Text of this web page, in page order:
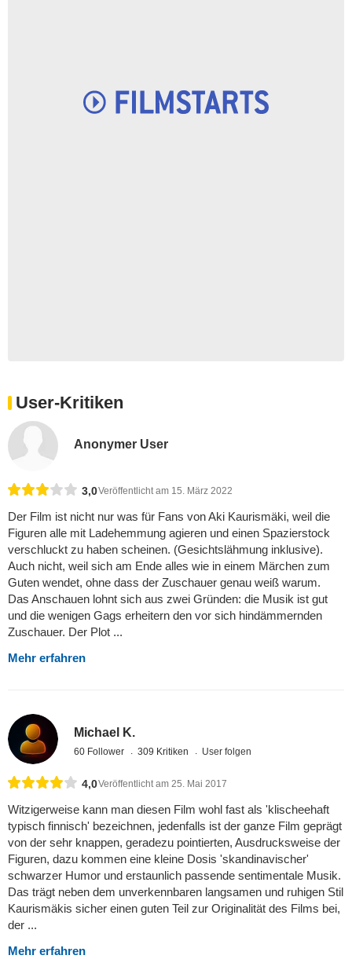
User-Kritiken
Anonymer User
3,0Veröffentlicht am 15. März 2022
Der Film ist nicht nur was für Fans von Aki Kaurismäki, weil die
Figuren alle mit Ladehemmung agieren und einen Spazierstock
verschluckt zu haben scheinen. (Gesichtslähmung inklusive).
Auch nicht, weil sich am Ende alles wie in einem Märchen zum
Guten wendet, ohne dass der Zuschauer genau weiß warum.
Das Anschauen lohnt sich aus zwei Gründen: die Musik ist gut
und die wenigen Gags erheitern den vor sich hindämmernden
Zuschauer. Der Plot ...
Mehr erfahren
Michael K.
60 Follower 309 Kritiken User folgen
4,0Veröffentlicht am 25. Mai 2017
Witzigerweise kann man diesen Film wohl fast als 'klischeehaft
typisch finnisch' bezeichnen, jedenfalls ist der ganze Film geprägt
von der sehr knappen, geradezu pointierten, Ausdrucksweise der
Figuren, dazu kommen eine kleine Dosis 'skandinavischer'
schwarzer Humor und erstaunlich passende sentimentale Musik.
Das trägt neben dem unverkennbaren langsamen und ruhigen Stil
Kaurismäkis sicher einen guten Teil zur Originalität des Films bei,
der ...
Mehr erfahren